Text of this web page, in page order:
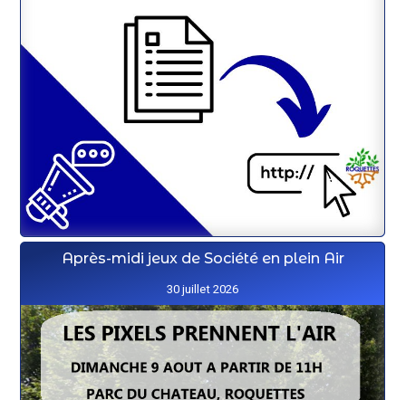
Après-midi jeux de Société en plein Air
30 juillet 2026